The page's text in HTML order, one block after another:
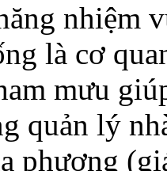
nhiệm
là cơ
mưu
quản lý
phương